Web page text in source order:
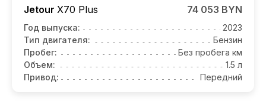
Jetour X70 Plus 74 053 BYN
Год выпуска:
2023
Тип двигателя:
Бензин
Пробег:
Без пробега км
Объем:
1.5 л
Привод:
Передний